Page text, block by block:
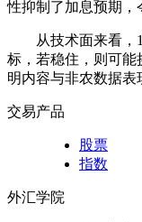
性抑制了加息预期，
从技术面来看，
标，若稳住，则可能
明内容与非农数据表
交易产品
股票
指数
外汇学院